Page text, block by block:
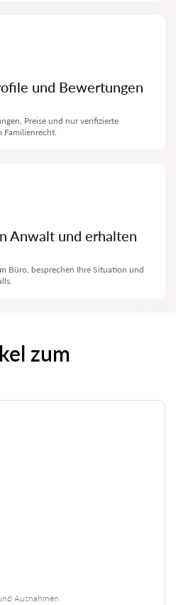
und Bewertungen
Preise und nur verifizierte
Familienrecht.
Anwalt und erhalten
Büro, besprechen Ihre Situation und
zum
Ausnahmen